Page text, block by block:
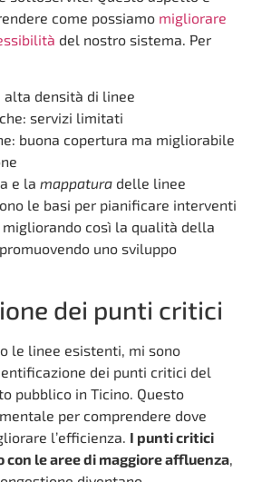
come possiamo migliorare
del nostro sistema. Per
alta densità di linee
servizi limitati
buona copertura ma migliorabile
e la mappatura delle linee
le basi per pianificare interventi
così la qualità della
uno sviluppo
dei punti critici
le linee esistenti, mi sono
dei punti critici del
pubblico in Ticino. Questo
per comprendere dove
l’efficienza. I punti critici
con le aree di maggiore affluenza